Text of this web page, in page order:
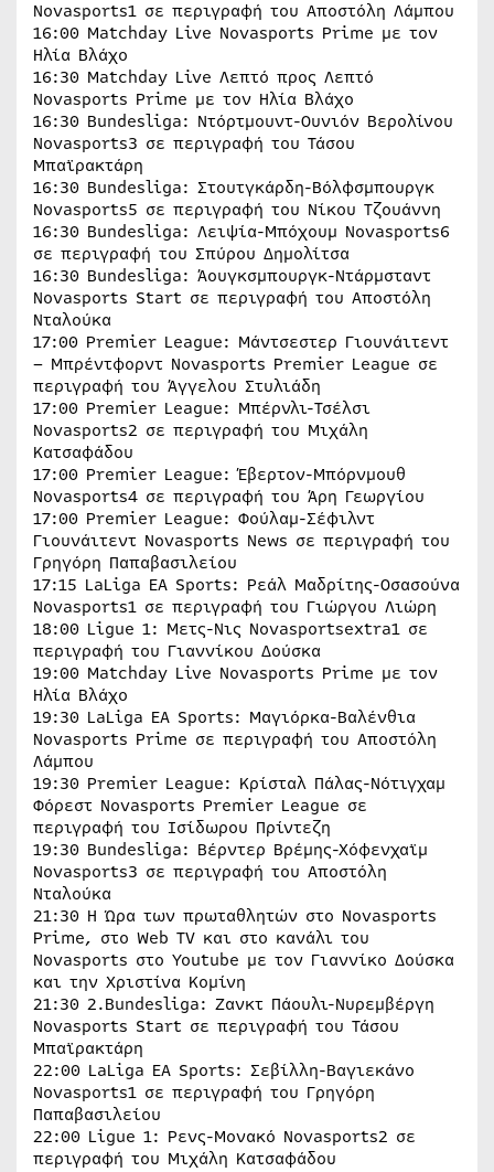
Novasports1 σε περιγραφή του Αποστόλη Λάμπου
16:00 Matchday Live Novasports Prime με τον
Ηλία Βλάχο
16:30 Matchday Live Λεπτό προς Λεπτό
Novasports Prime με τον Ηλία Βλάχο
16:30 Bundesliga: Ντόρτμουντ-Ουνιόν Βερολίνου
Novasports3 σε περιγραφή του Τάσου
Μπαϊρακτάρη
16:30 Bundesliga: Στουτγκάρδη-Βόλφσμπουργκ
Novasports5 σε περιγραφή του Νίκου Τζουάννη
16:30 Bundesliga: Λειψία-Μπόχουμ Novasports6
σε περιγραφή του Σπύρου Δημολίτσα
16:30 Bundesliga: Άουγκσμπουργκ-Ντάρμσταντ
Novasports Start σε περιγραφή του Αποστόλη
Νταλούκα
17:00 Premier League: Μάντσεστερ Γιουνάιτεντ
– Μπρέντφορντ Novasports Premier League σε
περιγραφή του Άγγελου Στυλιάδη
17:00 Premier League: Μπέρνλι-Τσέλσι
Novasports2 σε περιγραφή του Μιχάλη
Κατσαφάδου
17:00 Premier League: Έβερτον-Μπόρνμουθ
Novasports4 σε περιγραφή του Άρη Γεωργίου
17:00 Premier League: Φούλαμ-Σέφιλντ
Γιουνάιτεντ Novasports News σε περιγραφή του
Γρηγόρη Παπαβασιλείου
17:15 LaLiga ΕΑ Sports: Ρεάλ Μαδρίτης-Οσασούνα
Novasports1 σε περιγραφή του Γιώργου Λιώρη
18:00 Ligue 1: Μετς-Νις Novasportsextra1 σε
περιγραφή του Γιαννίκου Δούσκα
19:00 Matchday Live Novasports Prime με τον
Ηλία Βλάχο
19:30 LaLiga EA Sports: Μαγιόρκα-Βαλένθια
Novasports Prime σε περιγραφή του Αποστόλη
Λάμπου
19:30 Premier League: Κρίσταλ Πάλας-Νότιγχαμ
Φόρεστ Novasports Premier League σε
περιγραφή του Ισίδωρου Πρίντεζη
19:30 Bundesliga: Βέρντερ Βρέμης-Χόφενχαϊμ
Novasports3 σε περιγραφή του Αποστόλη
Νταλούκα
21:30 Η Ώρα των πρωταθλητών στο Novasports
Prime, στο Web TV και στο κανάλι του
Novasports στο Youtube με τον Γιαννίκο Δούσκα
και την Χριστίνα Κομίνη
21:30 2.Bundesliga: Ζανκτ Πάουλι-Νυρεμβέργη
Novasports Start σε περιγραφή του Τάσου
Μπαϊρακτάρη
22:00 LaLiga EA Sports: Σεβίλλη-Βαγιεκάνο
Novasports1 σε περιγραφή του Γρηγόρη
Παπαβασιλείου
22:00 Ligue 1: Ρενς-Μονακό Novasports2 σε
περιγραφή του Μιχάλη Κατσαφάδου